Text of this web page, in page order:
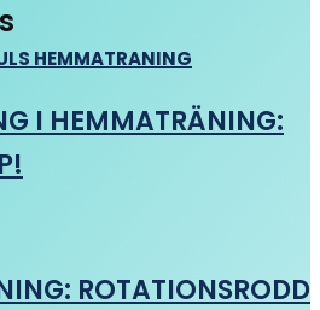
I HEMMATRÄNING:
ROTATIONSRODD